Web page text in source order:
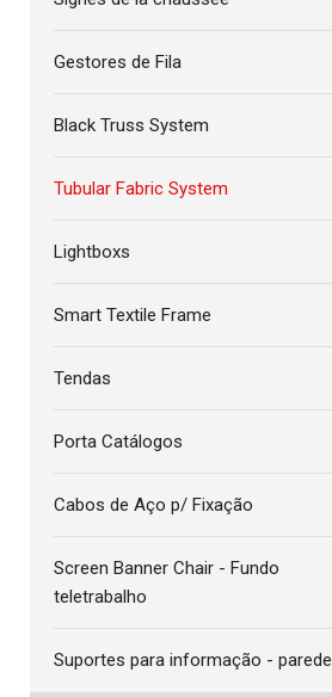
Gestores de Fila
Black Truss System
Tubular Fabric System
Lightboxs
Smart Textile Frame
Tendas
Porta Catálogos
Cabos de Aço p/ Fixação
Screen Banner Chair - Fundo
teletrabalho
Suportes para informação - parede